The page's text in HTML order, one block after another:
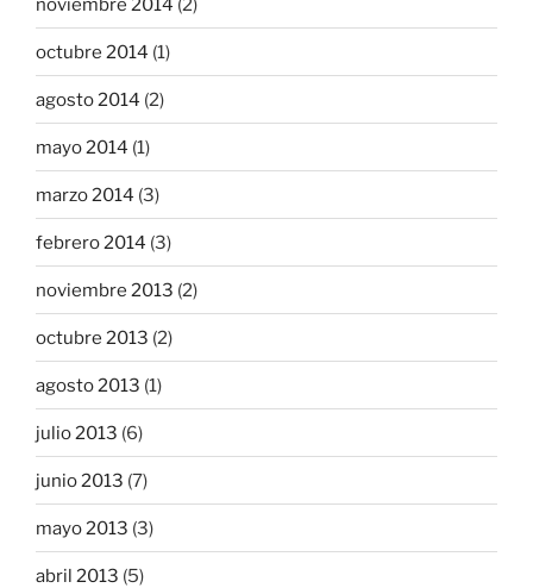
noviembre 2014 (2)
octubre 2014 (1)
agosto 2014 (2)
mayo 2014 (1)
marzo 2014 (3)
febrero 2014 (3)
noviembre 2013 (2)
octubre 2013 (2)
agosto 2013 (1)
julio 2013 (6)
junio 2013 (7)
mayo 2013 (3)
abril 2013 (5)